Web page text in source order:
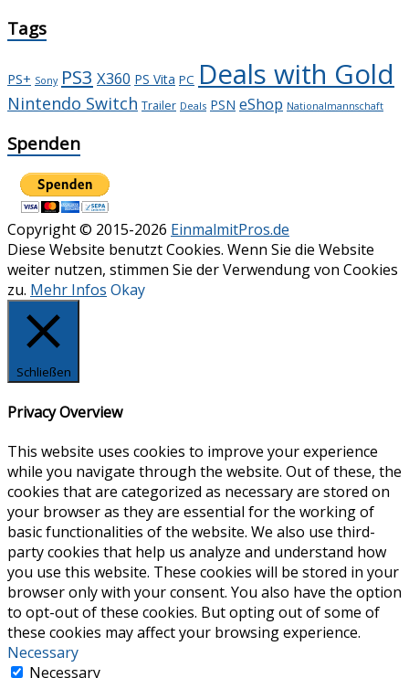
Tags
PS+ Sony PS3 X360 PS Vita PC Deals with Gold
Nintendo Switch Trailer Deals PSN eShop Nationalmannschaft
Spenden
Copyright © 2015-2026 EinmalmitPros.de
Diese Website benutzt Cookies. Wenn Sie die Website
weiter nutzen, stimmen Sie der Verwendung von Cookies
zu. Mehr Infos Okay
Schließen
Privacy Overview
This website uses cookies to improve your experience
while you navigate through the website. Out of these, the
cookies that are categorized as necessary are stored on
your browser as they are essential for the working of
basic functionalities of the website. We also use third-
party cookies that help us analyze and understand how
you use this website. These cookies will be stored in your
browser only with your consent. You also have the option
to opt-out of these cookies. But opting out of some of
these cookies may affect your browsing experience.
Necessary
Necessary